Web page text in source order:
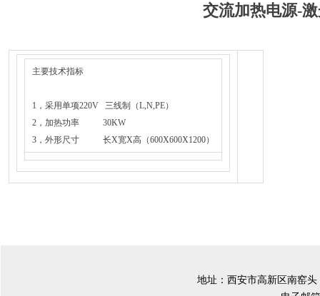
交流加热电源-
主要技术指标
1，采用单项220V 三线制（L,N,PE）
2，加热功率 30KW
3，外形尺寸 长X宽X高（600X600X1200）
地址：西安市高新区南窑